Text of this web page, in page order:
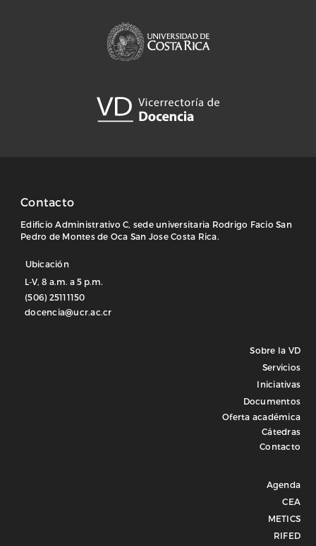
Contacto
Edificio Administrativo C, sede universitaria Rodrigo Facio San
Pedro de Montes de Oca San Jose Costa Rica.
Ubicación
L-V, 8 a.m. a 5 p.m.
(506) 25111150
docencia@ucr.ac.cr
Sobre la VD
Servicios
Iniciativas
Documentos
Oferta académica
Cátedras
Contacto
Agenda
CEA
METICS
RIFED